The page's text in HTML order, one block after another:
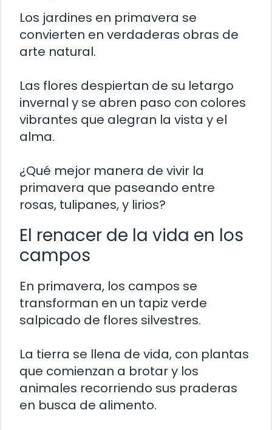
Los jardines en primavera se
convierten en verdaderas obras de
arte natural.
Las flores despiertan de su letargo
invernal y se abren paso con colores
vibrantes que alegran la vista y el
alma.
¿Qué mejor manera de vivir la
primavera que paseando entre
rosas, tulipanes, y lirios?
El renacer de la vida en los
campos
En primavera, los campos se
transforman en un tapiz verde
salpicado de flores silvestres.
La tierra se llena de vida, con plantas
que comienzan a brotar y los
animales recorriendo sus praderas
en busca de alimento.